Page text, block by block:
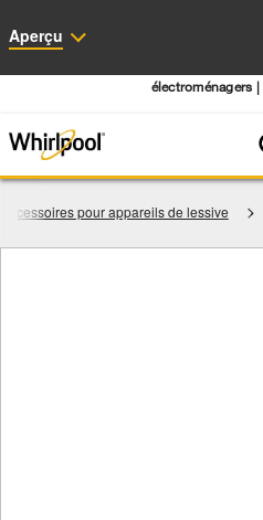
électroménagers |
Accessoires pour appareils de lessive
Aperçu